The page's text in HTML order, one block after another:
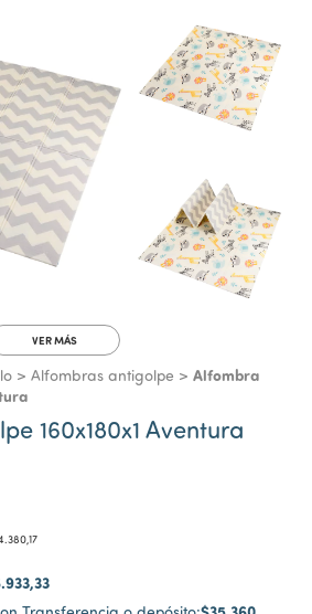
VER MÁS
> Alfombras antigolpe > Alfombra
160x180x1 Aventura